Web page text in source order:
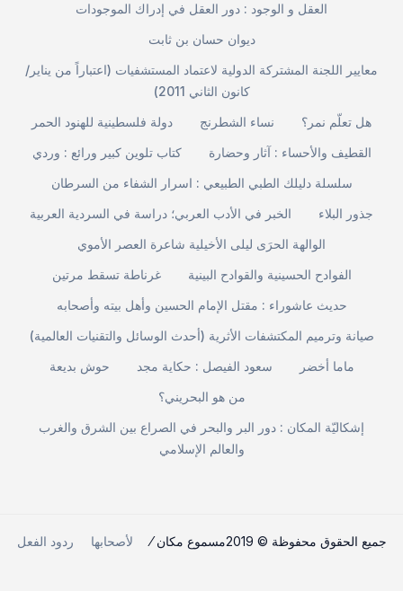
العقل و الوجود : دور العقل في إدراك الموجودات
ديوان حسان بن ثابت
معايير اللجنة المشتركة الدولية لاعتماد المستشفيات (اعتباراً من يناير/
كانون الثاني 2011)
دولة فلسطينية للهنود الحمر
نساء الشطرنج
هل تعلّم نمر؟
كتاب تلوين كبير ورائع : وردي
القطيف والأحساء : آثار وحضارة
سلسلة دليلك الطبي الطبيعي : اسرار الشفاء من السرطان
الخبر في الأدب العربي؛ دراسة في السردية العربية
جذور البلاء
الوالهة الحرَى ليلى الأخيلية شاعرة العصر الأموي
غرناطة تسقط مرتين
الفوادح الحسينية والقوادح البينية
حديث عاشوراء : مقتل الإمام الحسين وأهل بيته وأصحابه
صيانة وترميم المكتشفات الأثرية (أحدث الوسائل والتقنيات العالمية)
حوش بديعة
سعود الفيصل : حكاية مجد
ماما أخضر
من هو البحريني؟
إشكاليّة المكان : دور البر والبحر في الصراع بين الشرق والغرب
والعالم الإسلامي
جميع الحقوق محفوظة © 2019مسموع مكان ⁄ لأصحابها ردود الفعل